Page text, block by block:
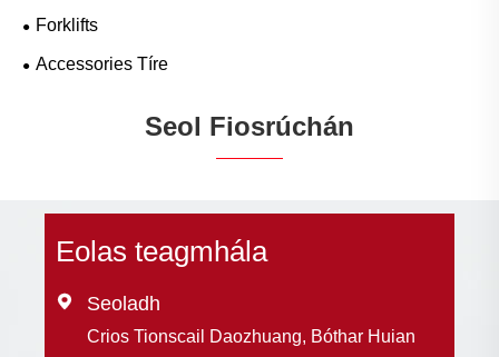
Forklifts
Accessories Tíre
Seol Fiosrúchán
Eolas teagmhála
 Seoladh
Crios Tionscail Daozhuang, Bóthar Huian